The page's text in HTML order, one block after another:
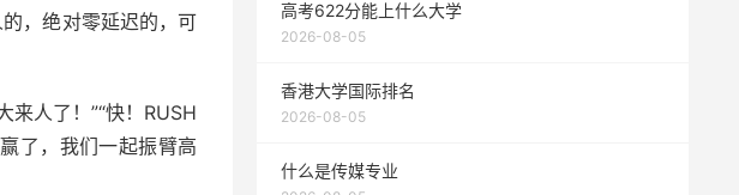
，绝对零延迟的，可
人了！”“快！RUSH
了，我们一起振臂高
高考622分能上什么大学
2026-08-05
香港大学国际排名
2026-08-05
什么是传媒专业